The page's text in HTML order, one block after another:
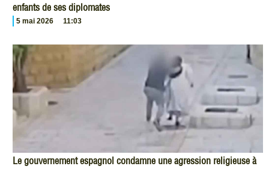
enfants de ses diplomates
5 mai 2026 11:03
Le gouvernement espagnol condamne une agression religieuse à